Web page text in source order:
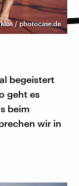
/ photocase.de
begeistert
geht es
beim
wir in